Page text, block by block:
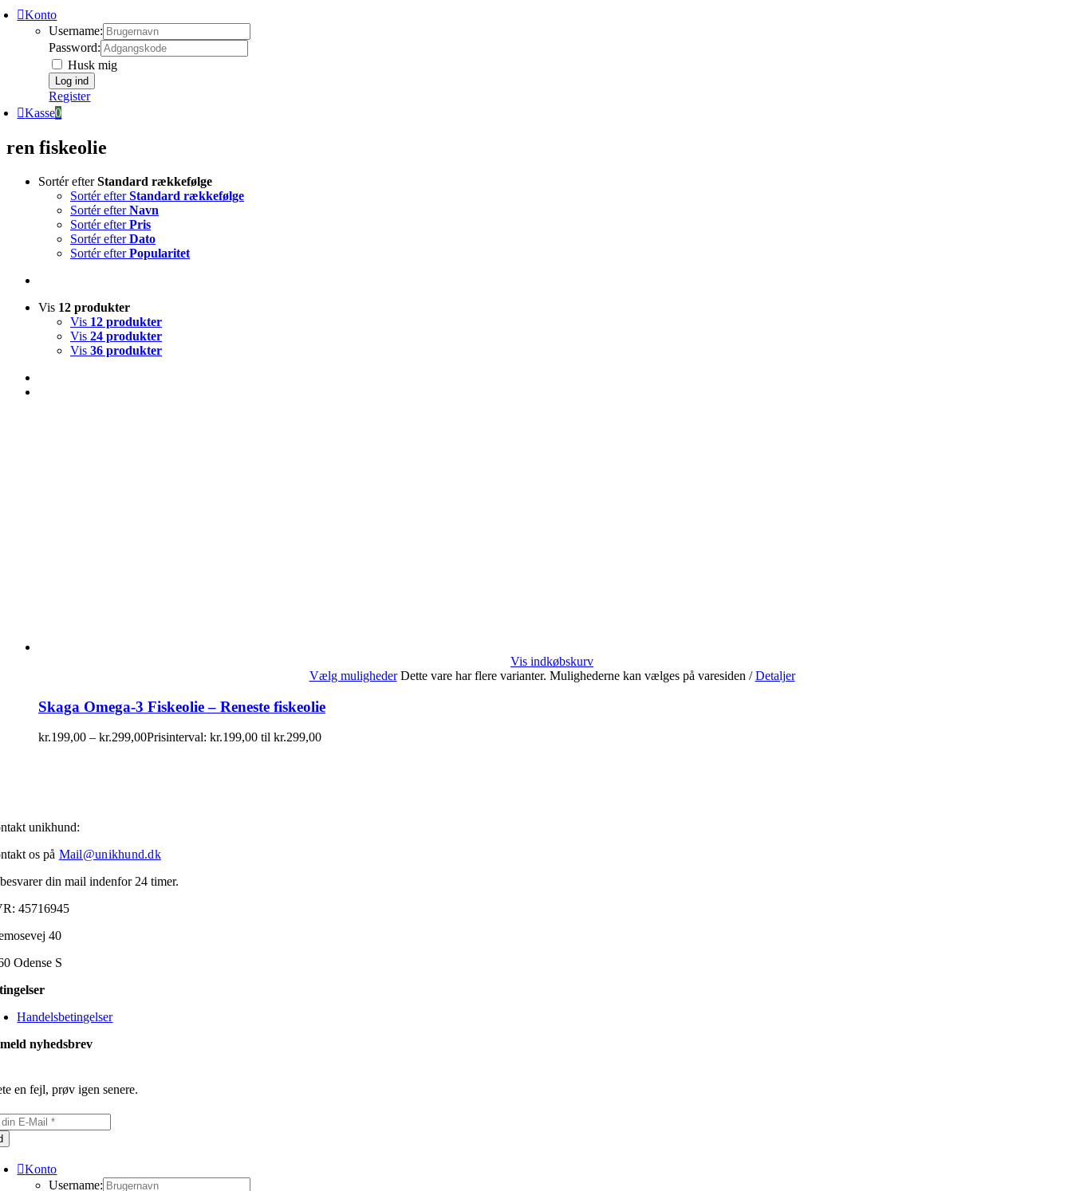
Konto
Username:
Password:
Husk mig
Register
Kasse0
ren fiskeolie
Sortér efterStandard rækkefølge
Sortér efterStandard rækkefølge
Sortér efterNavn
Sortér efterPris
Sortér efterDato
Sortér efterPopularitet
Vis 12 produkter
Vis 12 produkter
Vis 24 produkter
Vis 36 produkter
Vis indkøbskurv
Vælg muligheder Dette vare har flere varianter. Mulighederne kan vælges på varesiden / Detaljer
Skaga Omega-3 Fiskeolie – Reneste fiskeolie
kr.199,00 – kr.299,00Prisinterval: kr.199,00 til kr.299,00
unikhund:
os på Mail@unikhund.dk
din mail indenfor 24 timer.
45716945
40
Odense S
Handelsbetingelser
nyhedsbrev
en fejl, prøv igen senere.
Konto
Username: